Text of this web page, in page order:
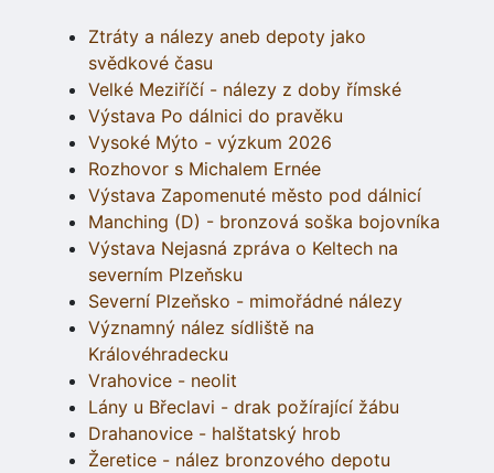
Ztráty a nálezy aneb depoty jako
svědkové času
Velké Meziříčí - nálezy z doby římské
Výstava Po dálnici do pravěku
Vysoké Mýto - výzkum 2026
Rozhovor s Michalem Ernée
Výstava Zapomenuté město pod dálnicí
Manching (D) - bronzová soška bojovníka
Výstava Nejasná zpráva o Keltech na
severním Plzeňsku
Severní Plzeňsko - mimořádné nálezy
Významný nález sídliště na
Královéhradecku
Vrahovice - neolit
Lány u Břeclavi - drak požírající žábu
Drahanovice - halštatský hrob
Žeretice - nález bronzového depotu